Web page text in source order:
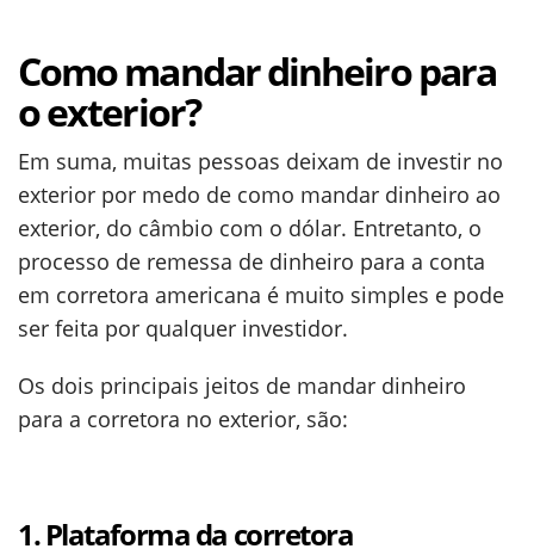
Como mandar dinheiro para
o exterior?
Em suma, muitas pessoas deixam de investir no
exterior por medo de como mandar dinheiro ao
exterior, do câmbio com o dólar. Entretanto, o
processo de remessa de dinheiro para a conta
em corretora americana é muito simples e pode
ser feita por qualquer investidor.
Os dois principais jeitos de mandar dinheiro
para a corretora no exterior, são:
1. Plataforma da corretora